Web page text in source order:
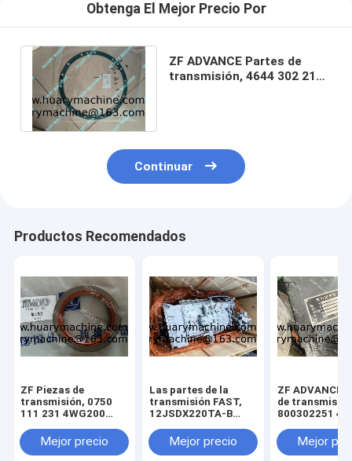
Obtenga El Mejor Precio Por
ZF ADVANCE Partes de
transmisión, 4644 302 211,
Continuar
Productos Recomendados
ZF Piezas de
transmisión, 0750
111 231 4WG200
7200001486
Mejor precio
Las partes de la
transmisión FAST,
12JSDX220TA-B
Mejor precio
ZF ADVANCE
de
800302251
transmisión
Mejor